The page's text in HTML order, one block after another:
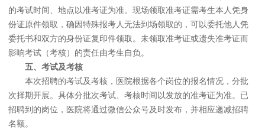
的考试时间、地点以准考证为准。现场领取准考证需考生本人凭身
份证原件领取，确因特殊报考人无法到场领取的，可以委托他人凭
委托书和双方的身份证复印件领取。未领取准考证或遗失准考证而
影响考试（考核）的责任由考生自负。
五、 考试及考核
本次招聘的考试及考核，医院根据各个岗位的报名情况，分批
次择期开展。具体分批次考试、考核时间以发放的准考证为准。已
招聘到的岗位，医院将通过微信公众号及时发布，并相应递减招聘
名额。